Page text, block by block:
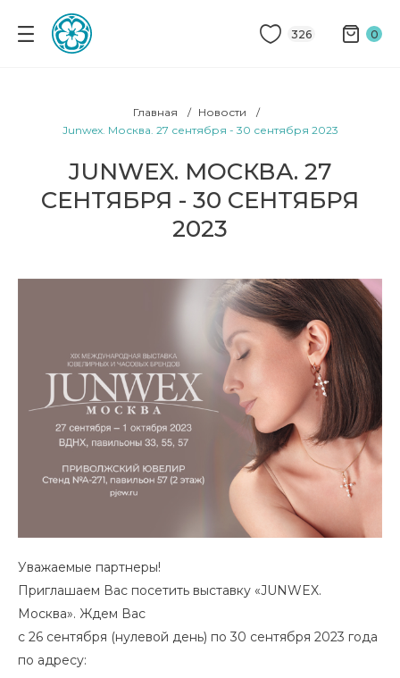
326 0
Главная
Новости
Junwex. Москва. 27 сентября - 30 сентября 2023
JUNWEX. МОСКВА. 27
СЕНТЯБРЯ - 30 СЕНТЯБРЯ
2023
Уважаемые партнеры!
Приглашаем Вас посетить выставку «JUNWEX.
Москва». Ждем Вас
с 26 сентября (нулевой день) по 30 сентября 2023 года
по адресу: